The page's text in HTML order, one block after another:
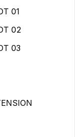
01
02
03